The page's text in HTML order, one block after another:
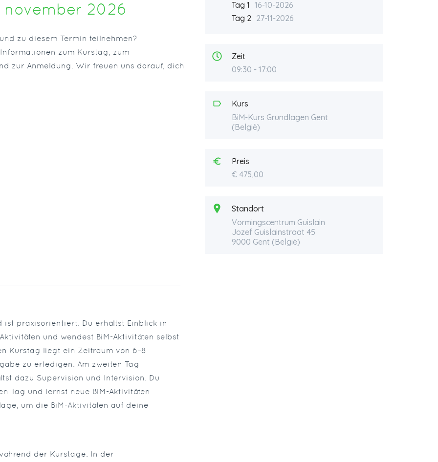
2026
zu diesem Termin teilnehmen?
zum Kurstag, zum
zur Anmeldung. Wir freuen uns darauf, dich
Tag 1 16-10-2026
Tag 2 27-11-2026
Zeit
09:30 - 17:00
Kurs
BiM-Kurs Grundlagen Gent
(België)
Preis
€ 475,00
Standort
Vormingscentrum Guislain
Jozef Guislainstraat 45
9000 Gent (België)
ist praxisorientiert. Du erhältst Einblick in
und wendest BiM-Aktivitäten selbst
Kurstag liegt ein Zeitraum von 6–8
zu erledigen. Am zweiten Tag
dazu Supervision und Intervision. Du
Tag und lernst neue BiM-Aktivitäten
um die BiM-Aktivitäten auf deine
der Kurstage. In der